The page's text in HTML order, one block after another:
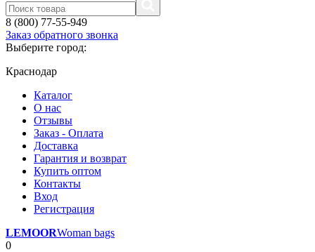
8 (800) 77-55-949
Заказ обратного звонка
Выберите город:
Краснодар
Каталог
О нас
Отзывы
Заказ - Оплата
Доставка
Гарантия и возврат
Купить оптом
Контакты
Вход
Регистрация
LEMOORWoman bags
0